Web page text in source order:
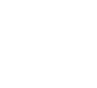
استمتع